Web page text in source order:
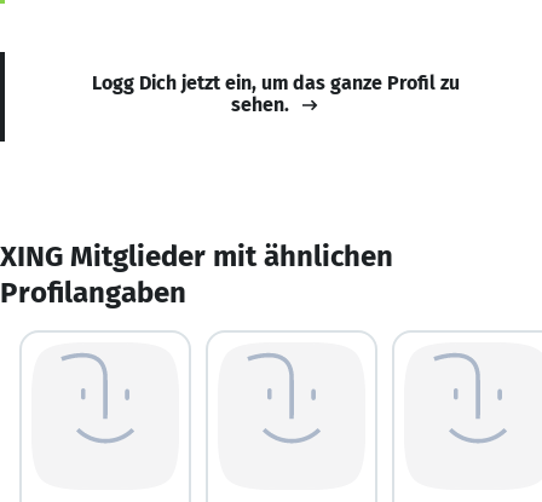
Logg Dich jetzt ein, um das ganze Profil zu
sehen.
XING Mitglieder mit ähnlichen
Profilangaben